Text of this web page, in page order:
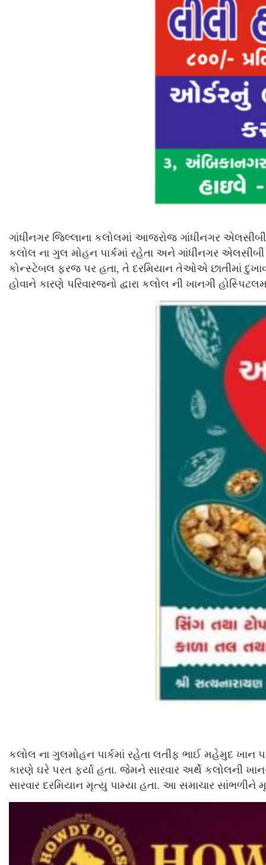
ગાંધીનગર જિલ્લાના કલોલમાં આજરોજ ગાંધીનગર
કલોલ ના ગુલ મોહન પાર્કમાં રહેતા અને ગાંધીનગર
કોન્સ્ટેબલ ફરજ પર હતા, તે દરમિયાન તેઓએ છાતીમાં
હોવાને કારણે પરિવારજનો દ્વારા કલોલ ની ખાનગી
કલોલ ના ગુલમોહન પાર્કમાં રહેતા લતીફ ભાઈ મહેમુદ ખાન
કારણે ઘરે પરત ફર્યા હતા. જેમને સારવાર અર્થે કલોલની
સારવાર દરમિયાન મૃત્યુ પામ્યા હતા. આ સમાચાર